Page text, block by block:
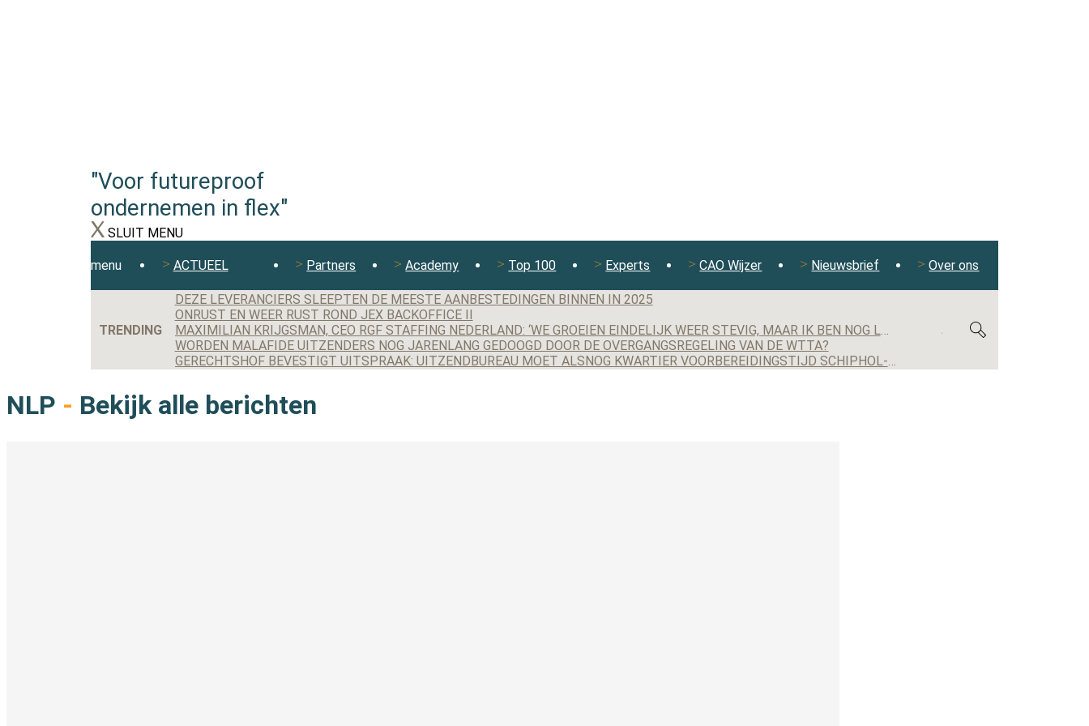
"Voor futureproof
ondernemen in flex"
SLUIT MENU
menu ACTUEEL Partners Academy Top 100 Experts CAO Wijzer Nieuwsbrief Over ons
TRENDING
DEZE LEVERANCIERS SLEEPTEN DE MEESTE AANBESTEDINGEN BINNEN IN 2025
ONRUST EN WEER RUST ROND JEX BACKOFFICE II
MAXIMILIAN KRIJGSMAN, CEO RGF STAFFING NEDERLAND: ‘WE GROEIEN EINDELIJK WEER STEVIG, MAAR IK BEN NOG LANG NIET TEVREDEN’
WORDEN MALAFIDE UITZENDERS NOG JARENLANG GEDOOGD DOOR DE OVERGANGSREGELING VAN DE WTTA?
GERECHTSHOF BEVESTIGT UITSPRAAK: UITZENDBUREAU MOET ALSNOG KWARTIER VOORBEREIDINGSTIJD SCHIPHOL-MEDEWERKER UITBETALEN
NLP - Bekijk alle berichten